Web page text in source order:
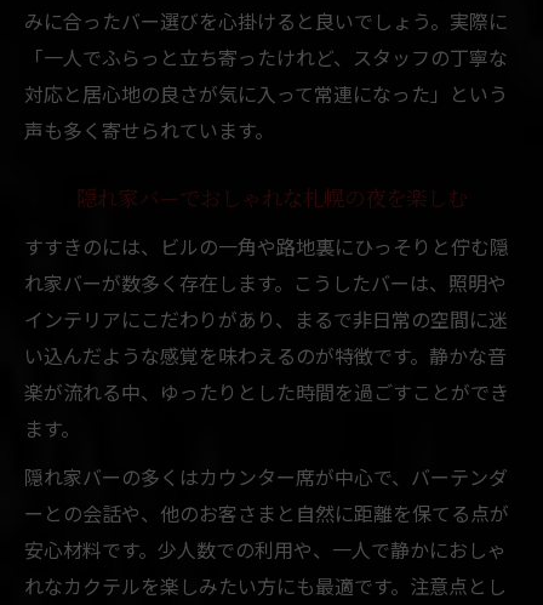
みに合ったバー選びを心掛けると良いでしょう。実際に
「一人でふらっと立ち寄ったけれど、スタッフの丁寧な
対応と居心地の良さが気に入って常連になった」という
声も多く寄せられています。
隠れ家バーでおしゃれな札幌の夜を楽しむ
すすきのには、ビルの一角や路地裏にひっそりと佇む隠
れ家バーが数多く存在します。こうしたバーは、照明や
インテリアにこだわりがあり、まるで非日常の空間に迷
い込んだような感覚を味わえるのが特徴です。静かな音
楽が流れる中、ゆったりとした時間を過ごすことができ
ます。
隠れ家バーの多くはカウンター席が中心で、バーテンダ
ーとの会話や、他のお客さまと自然に距離を保てる点が
安心材料です。少人数での利用や、一人で静かにおしゃ
れなカクテルを楽しみたい方にも最適です。注意点とし